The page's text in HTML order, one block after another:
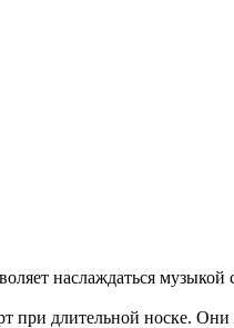
наслаждаться
длительной носке. Они